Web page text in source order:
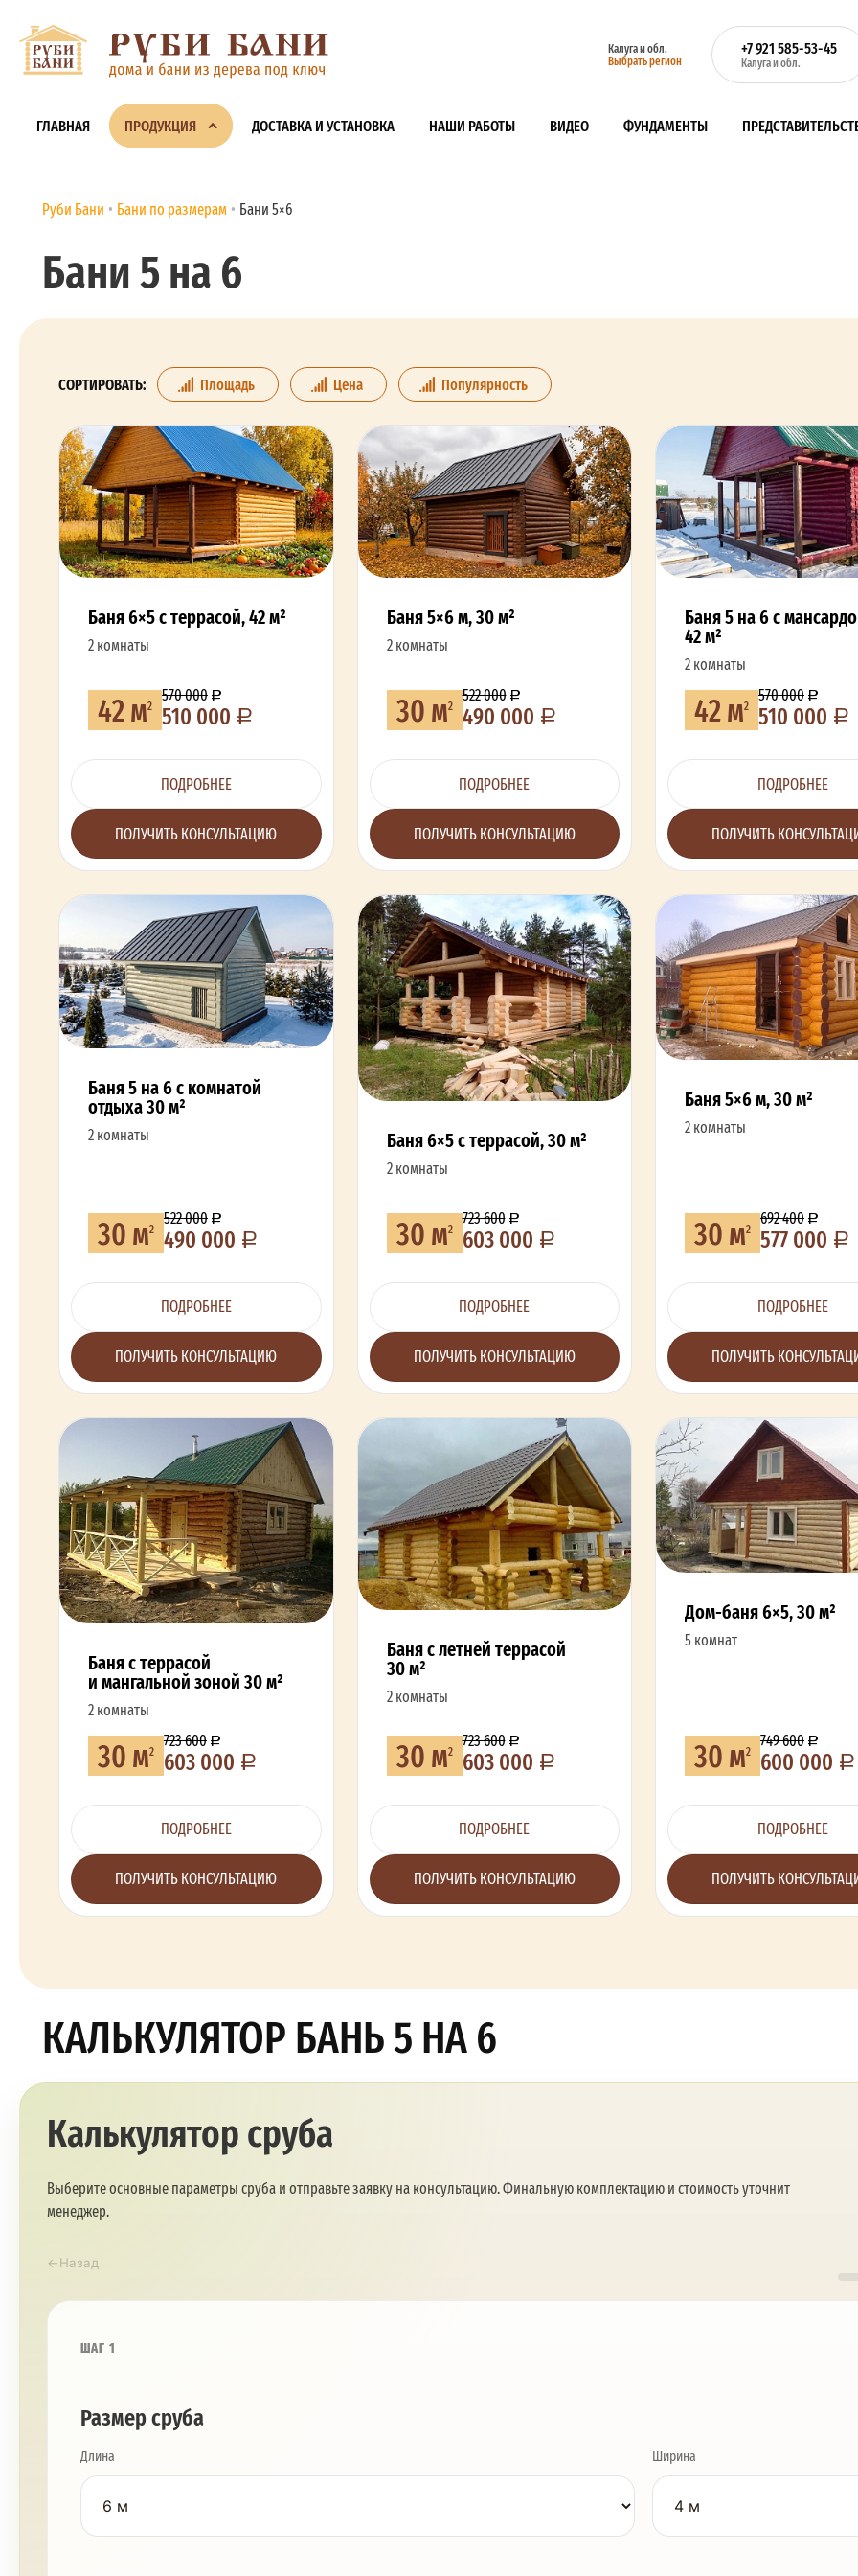
Калуга и обл.
Выбрать регион
+7 921 585-53-45
Калуга и обл.
ГЛАВНАЯ ПРОДУКЦИЯ ДОСТАВКА И УСТАНОВКА НАШИ РАБОТЫ ВИДЕО ФУНДАМЕНТЫ
Руби Бани Бани по размерам Бани 5×6
Бани 5 на 6
СОРТИРОВАТЬ: Площадь Цена Популярность
Баня 6×5 с террасой, 42 м²
2 комнаты
42 м2 570 000
510 000
ПОДРОБНЕЕ
ПОЛУЧИТЬ КОНСУЛЬТАЦИЮ
Баня 5×6 м, 30 м²
2 комнаты
30 м2 522 000
490 000
ПОДРОБНЕЕ
ПОЛУЧИТЬ КОНСУЛЬТАЦИЮ
Баня 5 на 6 с
42 м²
2 комнаты
42 м2 570 000
510 000
ПОДРОБНЕЕ
ПОЛУЧИТЬ
Баня 5 на 6 с комнатой
отдыха 30 м²
2 комнаты
30 м2 522 000
490 000
ПОДРОБНЕЕ
ПОЛУЧИТЬ КОНСУЛЬТАЦИЮ
Баня 6×5 с террасой, 30 м²
2 комнаты
30 м2 723 600
603 000
ПОДРОБНЕЕ
ПОЛУЧИТЬ КОНСУЛЬТАЦИЮ
Баня 5×6 м, 30 м²
2 комнаты
30 м2 692 400
577 000
ПОДРОБНЕЕ
ПОЛУЧИТЬ
Баня с террасой
и мангальной зоной 30 м²
2 комнаты
30 м2 723 600
603 000
ПОДРОБНЕЕ
ПОЛУЧИТЬ КОНСУЛЬТАЦИЮ
Баня с летней террасой
30 м²
2 комнаты
30 м2 723 600
603 000
ПОДРОБНЕЕ
ПОЛУЧИТЬ КОНСУЛЬТАЦИЮ
Дом-баня 6×5, 30 м²
5 комнат
30 м2 749 600
600 000
ПОДРОБНЕЕ
ПОЛУЧИТЬ
КАЛЬКУЛЯТОР БАНЬ 5 НА 6
Калькулятор сруба
Выберите основные параметры сруба и отправьте заявку на консультацию. Финальную комплектацию и стоимость уточнит
менеджер.
←Назад
ШАГ 1
Размер сруба
Длина Ширина